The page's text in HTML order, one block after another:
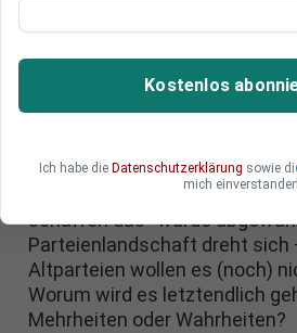
so“?
Ein Tag nach den
und Thüringen erwacht
Sahra Wagenknechts BSW
Gewinner. Merkels und
schaffen das“ wurde
Parteienlandschaft dreht sich
Altparteien wollen es (noch)
Worum wird es letztendlich
Mehrheiten oder Wahrheiten?
Kostenlos
Ich habe die Datenschutzerklärung sowie
mich